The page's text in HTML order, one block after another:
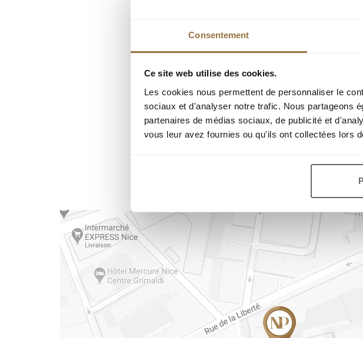
Consentement
Ce site web utilise des cookies.
Les cookies nous permettent de personnaliser le
sociaux et d'analyser notre trafic. Nous partageons
partenaires de médias sociaux, de publicité et
vous leur avez fournies ou qu'ils ont collectées lors